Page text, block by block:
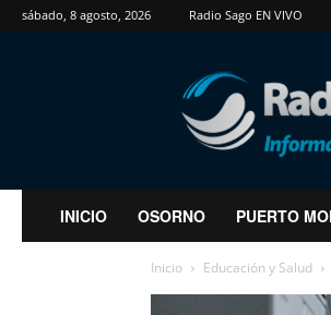
sábado, 8 agosto, 2026 Radio Sago EN VIVO
RadioSago
INICIO OSORNO PUERTO
Inicio Educación y Salud